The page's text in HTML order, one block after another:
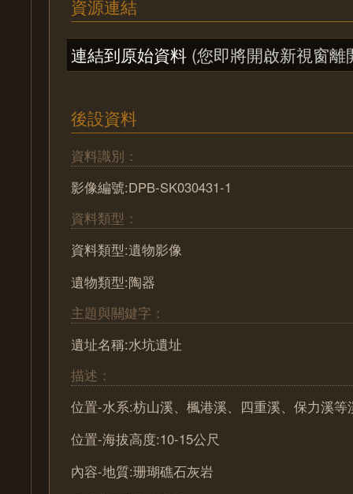
資源連結
連結到原始資料 (您即將開啟新視窗離
後設資料
資料識別：
影像編號:DPB-SK030431-1
資料類型：
資料類型:遺物影像
遺物類型:陶器
主題與關鍵字：
遺址名稱:水坑遺址
描述：
位置-水系:枋山溪、楓港溪、四重溪、保力溪等
位置-海拔高度:10-15公尺
內容-地質:珊瑚礁石灰岩